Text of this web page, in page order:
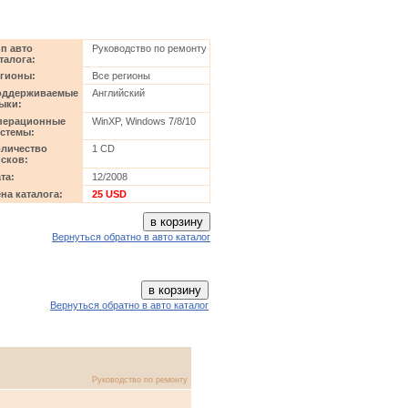
авто
Руководство по ремонту
Все регионы
Английский
WinXP, Windows 7/8/10
1 CD
12/2008
каталога:
25 USD
Вернуться обратно в авто каталог
Вернуться обратно в авто каталог
Руководство по ремонту